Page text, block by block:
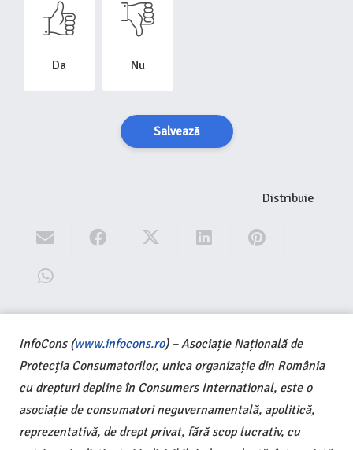
Da Nu
Salvează
Distribuie
InfoCons (www.infocons.ro) – Asociație Națională de
Protecția Consumatorilor, unica organizație din România
cu drepturi depline în Consumers International, este o
asociație de consumatori neguvernamentală, apolitică,
reprezentativă, de drept privat, fără scop lucrativ, cu